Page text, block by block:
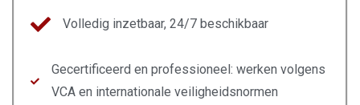
Volledig inzetbaar, 24/7 beschikbaar
Gecertificeerd en professioneel: werken volgens
VCA en internationale veiligheidsnormen